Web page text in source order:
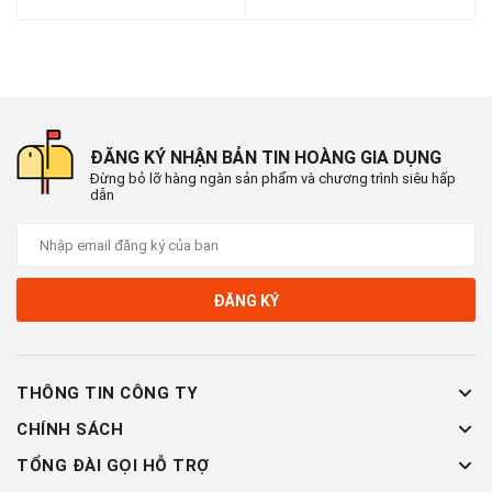
ĐĂNG KÝ NHẬN BẢN TIN HOÀNG GIA DỤNG
Đừng bỏ lỡ hàng ngàn sản phẩm và chương trình siêu hấp
dẫn
ĐĂNG KÝ
THÔNG TIN CÔNG TY
CHÍNH SÁCH
TỔNG ĐÀI GỌI HỖ TRỢ